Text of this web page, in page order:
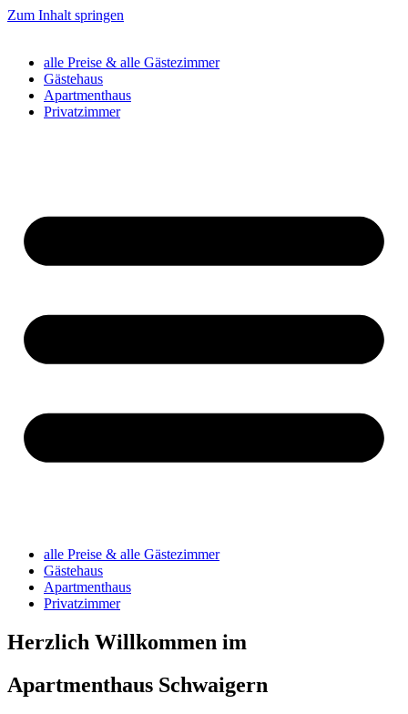
Zum Inhalt springen
alle Preise & alle Gästezimmer
Gästehaus
Apartmenthaus
Privatzimmer
alle Preise & alle Gästezimmer
Gästehaus
Apartmenthaus
Privatzimmer
Herzlich Willkommen im
Apartmenthaus Schwaigern